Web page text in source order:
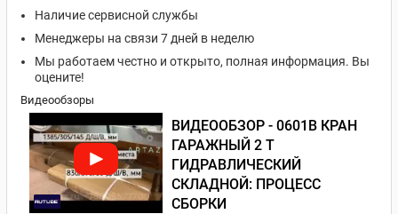
Наличие сервисной службы
Менеджеры на связи 7 дней в неделю
Мы работаем честно и открыто, полная информация. Вы
оцените!
Видеообзоры
ВИДЕООБЗОР - 0601В КРАН
ГАРАЖНЫЙ 2 Т
ГИДРАВЛИЧЕСКИЙ
СКЛАДНОЙ: ПРОЦЕСС
СБОРКИ